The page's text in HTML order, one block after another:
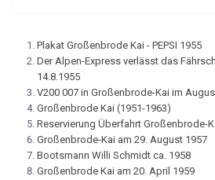
Plakat Großenbrode Kai - PEPSI 1955
Der Alpen-Express verlässt das
14.8.1955
V200 007 in Großenbrode-Kai im
Großenbrode Kai (1951-1963)
Reservierung Überfahrt Großenbrode-
Großenbrode-Kai am 29. August 1957
Bootsmann Willi Schmidt ca. 1958
Großenbrode Kai am 20. April 1959